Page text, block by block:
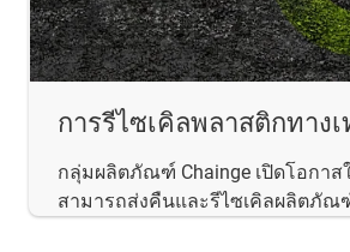
การรีไซเคิลพลาสติกทาง
กลุ่มผลิตภัณฑ์ Chainge เปิดโอกาส
สามารถส่งคืนและรีไซเคิลผลิตภัณ